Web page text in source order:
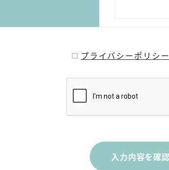
プライバシーポリシー